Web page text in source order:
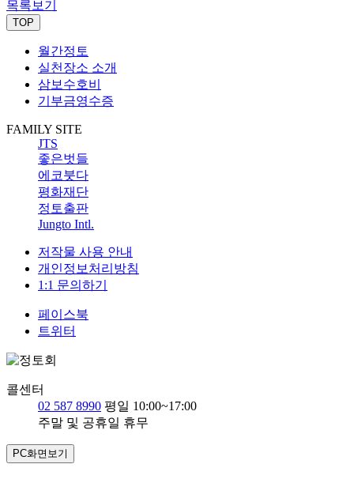
목록보기
TOP
월간정토
실천장소 소개
삼보수호비
기부금영수증
FAMILY SITE
JTS
좋은벗들
에코붓다
평화재단
정토출판
Jungto Intl.
저작물 사용 안내
개인정보처리방침
1:1 문의하기
페이스북
트위터
콜센터
02 587 8990 평일 10:00~17:00
주말 및 공휴일 휴무
PC화면보기